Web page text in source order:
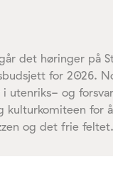
det høringer på
for 2026.
utenriks- og
kulturkomiteen for
og det frie feltet.